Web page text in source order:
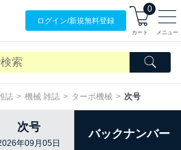
ログイン/新規無料登録
0
カート メニュー
誌 機械 雑誌 ターボ機械 次号
次号
年09月05日
バックナンバー